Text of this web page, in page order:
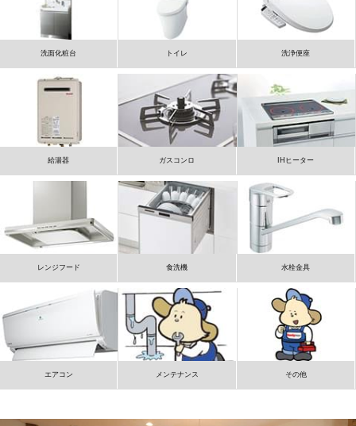
洗面化粧台 トイレ 洗浄便座
給湯器 ガスコンロ IHヒーター
レンジフード 食洗機 水栓金具
エアコン メンテナンス その他